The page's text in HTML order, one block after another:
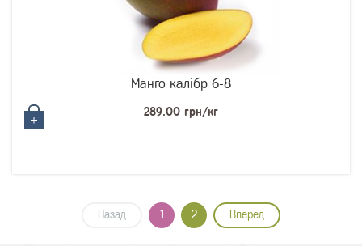
Манго калібр 6-8
289.00 грн/кг
Назад 1 2 Вперед